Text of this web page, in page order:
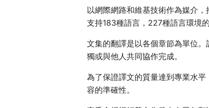
以網際網路和維基技術作為媒介
支持183種語言，227種語言環境的
文集的翻譯是以各個章節為單位
獨或與他人共同協作完成。
為了保證譯文的質量達到專業水
容的準確性。